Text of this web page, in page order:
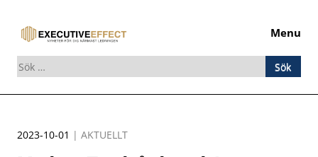
Menu
Sök
efter:
to
2023-10-01 | AKTUELLT